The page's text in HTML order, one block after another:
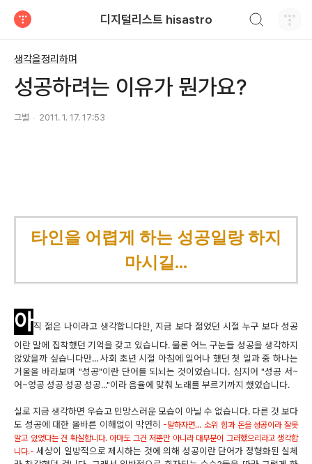
디지털리스트 hisastro
생각을정리하며
성공하려는 이유가 뭔가요?
그별 2011. 1. 17. 17:53
타인을 어렵게 하는 성공일랑 하지
마시길...
아직 젊은 나이라고 생각합니다만, 지금 보다 젊었던 시절 누구 보다 성공
이란 말에 집착했던 기억을 갖고 있습니다. 물론 어느 구눈들 성공을 생각하지
않았을까 싶습니다만... 사회 초년 시절 아침에 일어나 했던 첫 일과 중 하나는
거울을 바라보며 "성공"이란 단어를 되뇌는 것이었습니다. 심지어 "성공 서~
어~엉공 성공 성공 성공..."이라 음율에 맞춰 노래를 부르기까지 했었습니다.
실로 지금 생각하면 우습고 민망스러운 모습이 아닐 수 없습니다. 다른 것 보다
도 성공에 대한 올바른 이해없이 막연히 -말하자면... 소위 힘과 돈을 성공이라 잘못
알고 있었다는 건 확실합니다. 아마도 그건 저뿐만 아니라 대부분이 그러했으리라고 생각합
니다.- 세상이 일방적으로 제시하는 것에 의해 성공이란 단어가 정형화된 실체